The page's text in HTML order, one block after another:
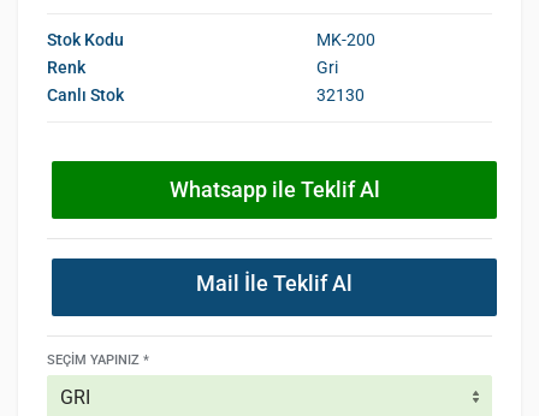
Stok Kodu
MK-200
Renk
Gri
Canlı Stok
32130
Whatsapp ile Teklif Al
Mail İle Teklif Al
SEÇIM YAPINIZ *